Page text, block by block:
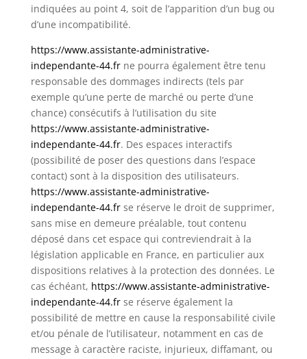
indiquées au point 4, soit de l’apparition d’un bug ou
d’une incompatibilité.
https://www.assistante-administrative-
independante-44.frne pourra également être tenu
responsable des dommages indirects (tels par
exemple qu’une perte de marché ou perte d’une
chance) consécutifs à l’utilisation du site
https://www.assistante-administrative-
independante-44.fr. Des espaces interactifs
(possibilité de poser des questions dans l’espace
contact) sont à la disposition des utilisateurs.
https://www.assistante-administrative-
independante-44.frse réserve le droit de supprimer,
sans mise en demeure préalable, tout contenu
déposé dans cet espace qui contreviendrait à la
législation applicable en France, en particulier aux
dispositions relatives à la protection des données. Le
cas échéant, https://www.assistante-administrative-
independante-44.frse réserve également la
possibilité de mettre en cause la responsabilité civile
et/ou pénale de l’utilisateur, notamment en cas de
message à caractère raciste, injurieux, diffamant, ou